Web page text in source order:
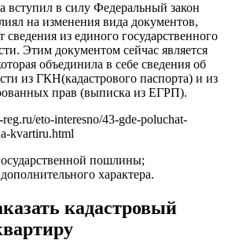
вступил в силу Федеральный закон
на изменения вида документов,
сведения из единого государственного
Этим документом сейчас является
объединила в себе сведения об
из ГКН(кадастрового паспорта) и из
прав (выписка из ЕГРП).
eto-interesno/43-gde-poluchat-
kvartiru.html
пошлины;
характера.
кадастровый